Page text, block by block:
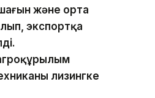
және орта
экспортқа
лизингке